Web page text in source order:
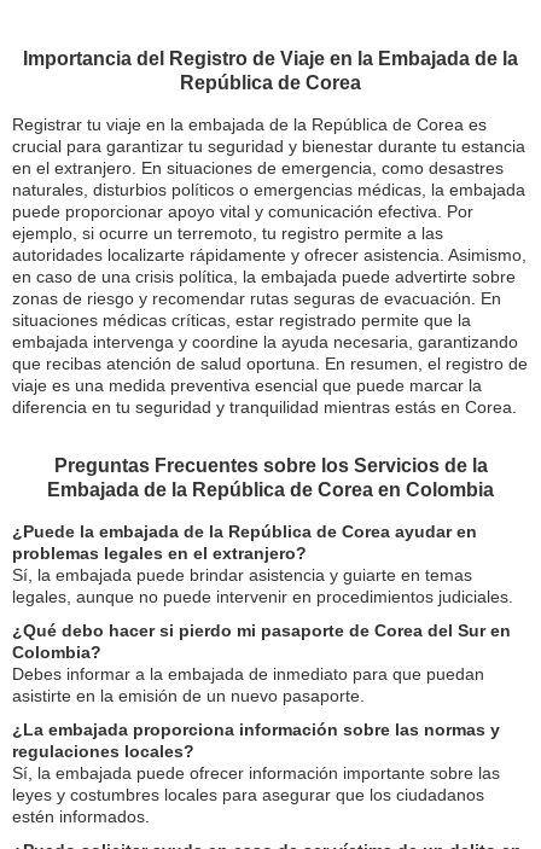
Importancia del Registro de Viaje en la Embajada de la
República de Corea
Registrar tu viaje en la embajada de la República de Corea es
crucial para garantizar tu seguridad y bienestar durante tu estancia
en el extranjero. En situaciones de emergencia, como desastres
naturales, disturbios políticos o emergencias médicas, la embajada
puede proporcionar apoyo vital y comunicación efectiva. Por
ejemplo, si ocurre un terremoto, tu registro permite a las
autoridades localizarte rápidamente y ofrecer asistencia. Asimismo,
en caso de una crisis política, la embajada puede advertirte sobre
zonas de riesgo y recomendar rutas seguras de evacuación. En
situaciones médicas críticas, estar registrado permite que la
embajada intervenga y coordine la ayuda necesaria, garantizando
que recibas atención de salud oportuna. En resumen, el registro de
viaje es una medida preventiva esencial que puede marcar la
diferencia en tu seguridad y tranquilidad mientras estás en Corea.
Preguntas Frecuentes sobre los Servicios de la
Embajada de la República de Corea en Colombia
¿Puede la embajada de la República de Corea ayudar en
problemas legales en el extranjero?
Sí, la embajada puede brindar asistencia y guiarte en temas
legales, aunque no puede intervenir en procedimientos judiciales.
¿Qué debo hacer si pierdo mi pasaporte de Corea del Sur en
Colombia?
Debes informar a la embajada de inmediato para que puedan
asistirte en la emisión de un nuevo pasaporte.
¿La embajada proporciona información sobre las normas y
regulaciones locales?
Sí, la embajada puede ofrecer información importante sobre las
leyes y costumbres locales para asegurar que los ciudadanos
estén informados.